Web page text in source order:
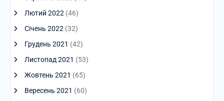
Лютий 2022 (46)
Січень 2022 (32)
Грудень 2021 (42)
Листопад 2021 (53)
Жовтень 2021 (65)
Вересень 2021 (60)